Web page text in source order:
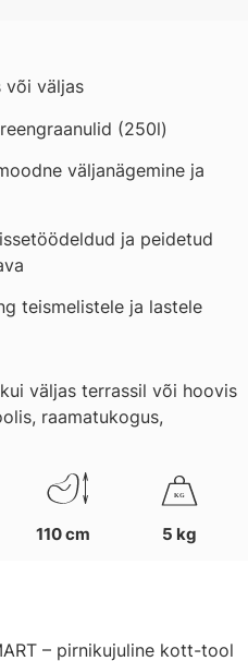
või väljas
(250l)
väljanägemine ja
ja peidetud
teismelistele ja lastele
väljas terrassil või hoovis
raamatukogus,
110 cm
KG
5 kg
– pirnikujuline kott-tool